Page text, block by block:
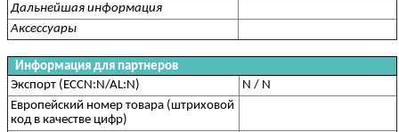
Дальнейшая информация
Аксессуары
Информация для партнеров
Экспорт (ECCN:N/AL:N)
N / N
Европейский номер товара (штриховой
код в качестве цифр)